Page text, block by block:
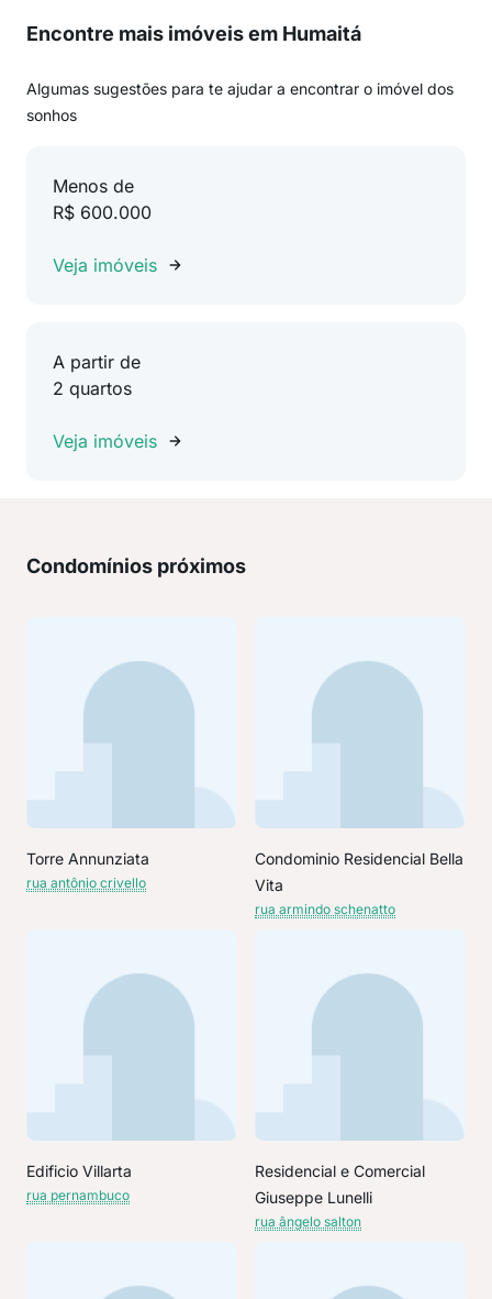
Encontre mais imóveis em Humaitá
Algumas sugestões para te ajudar a encontrar o imóvel dos
sonhos
Menos de
R$ 600.000
Veja imóveis
A partir de
2 quartos
Veja imóveis
Condomínios próximos
Torre Annunziata
rua antônio crivello
Condominio Residencial Bella
Vita
rua armindo schenatto
Edificio Villarta
rua pernambuco
Residencial e Comercial
Giuseppe Lunelli
rua ângelo salton